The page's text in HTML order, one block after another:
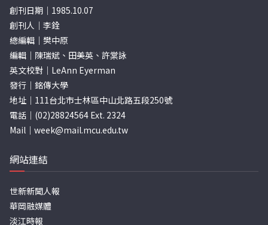
創刊日期｜1985.10.07
創刊人｜李銓
總編輯｜樊中原
編輯｜陳瑞斌、田美英、許棠詠
英文校對｜LeAnn Eyerman
發行｜銘傳大學
地址｜111台北市士林區中山北路五段250號
電話｜(02)28824564 Ext. 2324
Mail｜ week@mail.mcu.edu.tw
網站連結
世新新聞人報
華岡融媒體
淡江時報